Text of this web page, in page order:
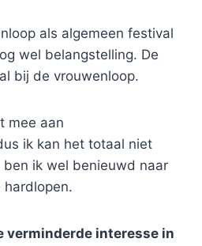
als algemeen festival
wel belangstelling. De
bij de vrouwenloop.
mee aan
ik kan het totaal niet
ik wel benieuwd naar
hardlopen.
verminderde interesse in